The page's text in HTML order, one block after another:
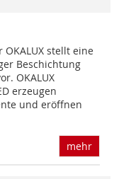
stellt eine
Beschichtung
OKALUX
erzeugen
und eröffnen
mehr